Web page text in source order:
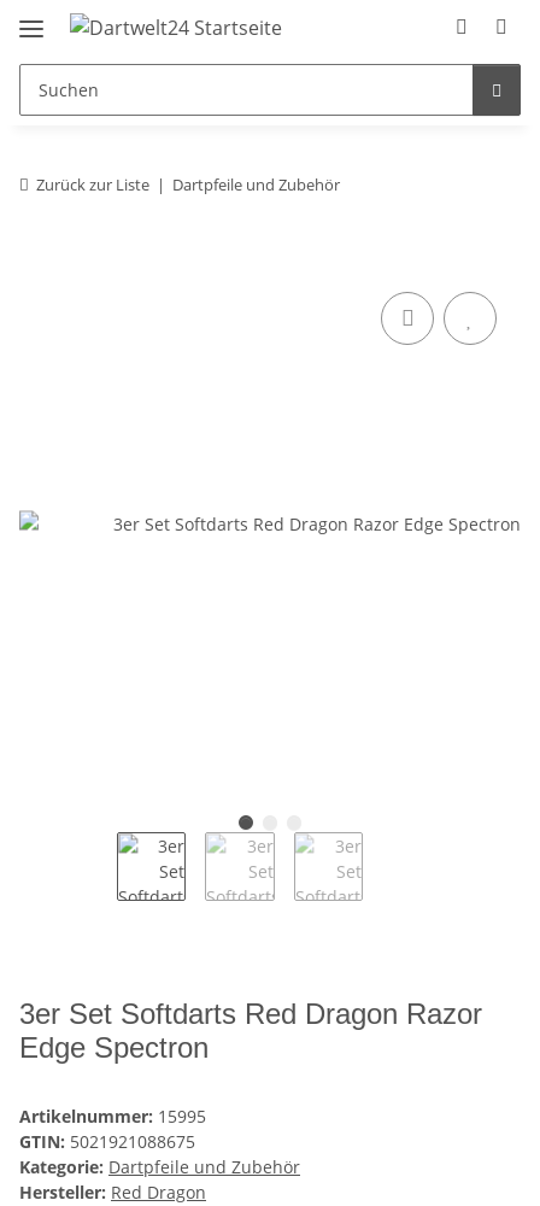
Zurück zur Liste Dartpfeile und Zubehör
3er Set Softdarts Red Dragon Razor
Edge Spectron
Artikelnummer: 15995
GTIN: 5021921088675
Kategorie: Dartpfeile und Zubehör
Hersteller: Red Dragon